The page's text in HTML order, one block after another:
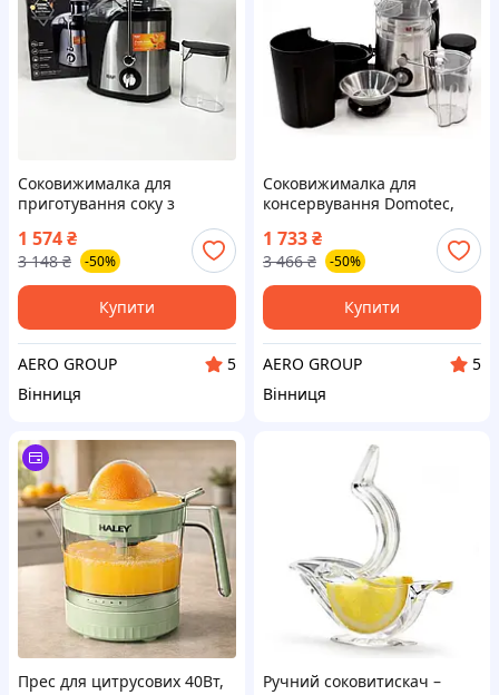
Соковижималка для
приготування соку з
фруктів RAF R.2805 250 Вт,
Електрична соковижималка
для соку LZ-63
1 574₴
3 148 ₴ -50%
Купити
AERO GROUP
5
Вінниця
Соковижималка для
консервування Domotec,
швидкостями для імбиру
HV-36
1 733₴
3 466 ₴ -50%
Купити
AERO GROUP
5
Вінниця
Прес для цитрусових 40Вт,
Ручний соковитискач –